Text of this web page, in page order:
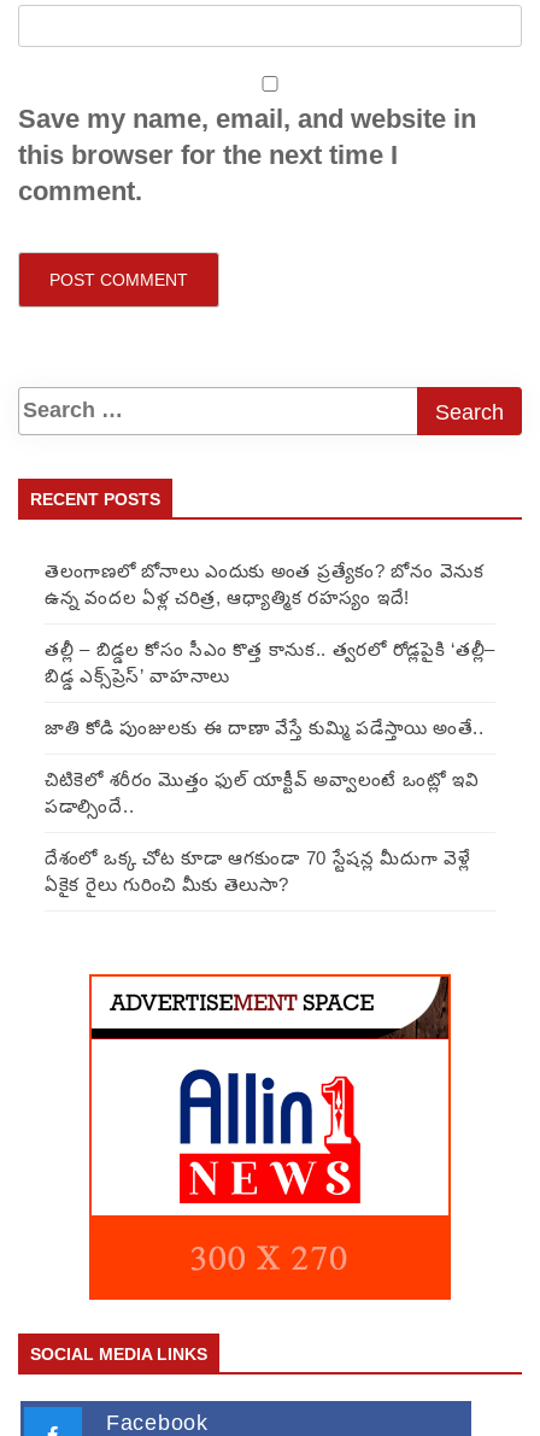
Save my name, email, and website in
this browser for the next time I
comment.
RECENT POSTS
తెలంగాణలో బోనాలు ఎందుకు అంత ప్రత్యేకం? బోనం వెనుక
ఉన్న వందల ఏళ్ల చరిత్ర, ఆధ్యాత్మిక రహస్యం ఇదే!
తల్లీ – బిడ్డల కోసం సీఎం కొత్త కానుక.. త్వరలో రోడ్లపైకి ‘తల్లీ–
బిడ్డ ఎక్స్‌ప్రెస్’ వాహనాలు
జాతి కోడి పుంజులకు ఈ దాణా వేస్తే కుమ్మి పడేస్తాయి అంతే..
చిటికెలో శరీరం మొత్తం ఫుల్ యాక్టీవ్ అవ్వాలంటే ఒంట్లో ఇవి
పడాల్సిందే..
దేశంలో ఒక్క చోట కూడా ఆగకుండా 70 స్టేషన్ల మీదుగా వెళ్లే
ఏకైక రైలు గురించి మీకు తెలుసా?
SOCIAL MEDIA LINKS
Facebook